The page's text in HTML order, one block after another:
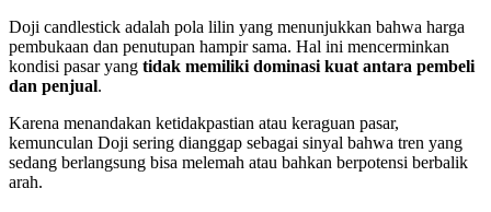
Doji candlestick adalah pola lilin yang menunjukkan bahwa harga
pembukaan dan penutupan hampir sama. Hal ini mencerminkan
kondisi pasar yang tidak memiliki dominasi kuat antara pembeli
dan penjual.
Karena menandakan ketidakpastian atau keraguan pasar,
kemunculan Doji sering dianggap sebagai sinyal bahwa tren yang
sedang berlangsung bisa melemah atau bahkan berpotensi berbalik
arah.